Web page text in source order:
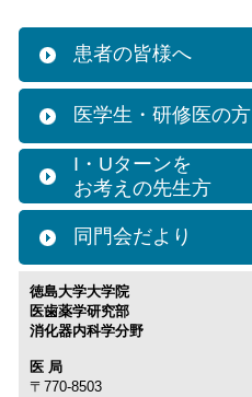
患者の皆様へ
医学生・研修医の方
I・Uターンを
お考えの先生方
同門会だより
徳島大学大学院
医歯薬学研究部
消化器内科学分野
医 局
〒770-8503